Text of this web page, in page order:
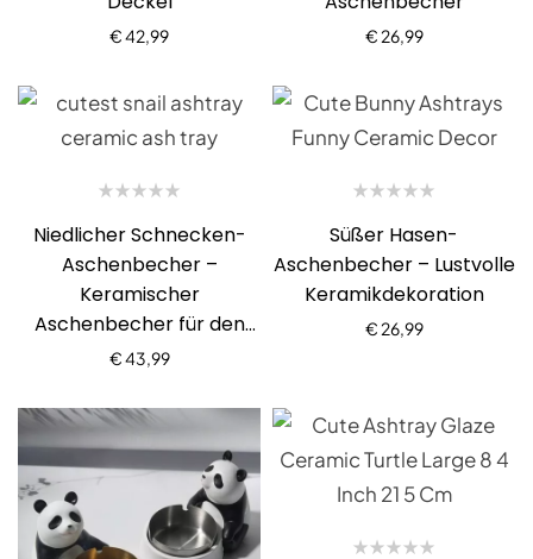
€42,99 € 26,99
Niedlicher Schnecken-
Aschenbecher –
Keramischer
Aschenbecher für den
Garten
€43,99
Süßer Hasen-
Aschenbecher – Lustvolle
Keramikdekoration
€ 26,99